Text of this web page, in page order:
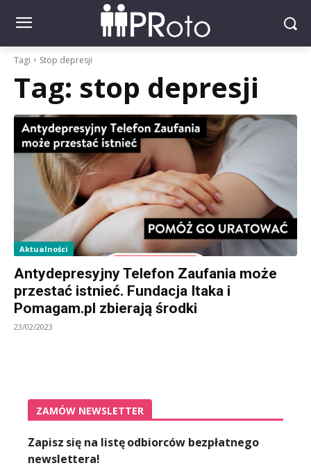
Tagi Stop depresji
Tag: stop depresji
Aktualności
Antydepresyjny Telefon Zaufania może
przestać istnieć. Fundacja Itaka i
Pomagam.pl zbierają środki
23/02/2023
ZAMÓW NEWSLETTER
Zapisz się na listę odbiorców bezpłatnego
newslettera!